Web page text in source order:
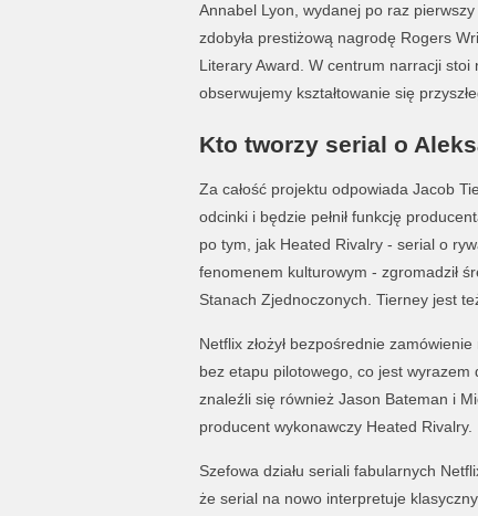
Annabel Lyon, wydanej po raz
zdobyła prestiżową nagrodę Rogers
Literary Award. W centrum narracji
obserwujemy kształtowanie się
Kto tworzy serial o
Za całość projektu odpowiada Jacob
odcinki i będzie pełnił funkcję
po tym, jak Heated Rivalry - serial o
fenomenem kulturowym - zgromadził
Stanach Zjednoczonych. Tierney jest
Netflix złożył bezpośrednie
bez etapu pilotowego, co jest
znaleźli się również Jason Bateman i
producent wykonawczy Heated Rivalry.
Szefowa działu seriali fabularnych
że serial na nowo interpretuje